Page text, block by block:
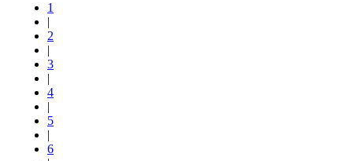
1
|
2
|
3
|
4
|
5
|
6